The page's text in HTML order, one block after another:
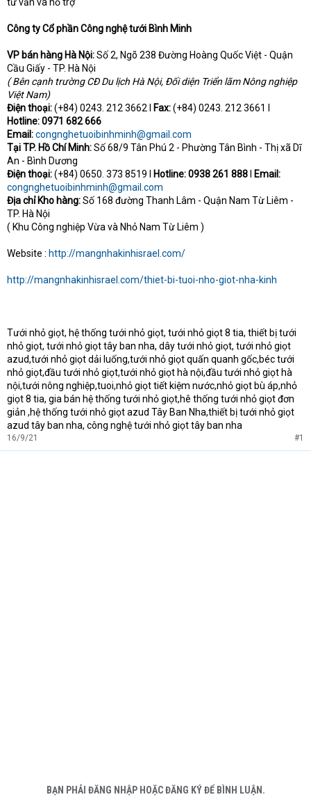
tư vấn và hỗ trợ
Công ty Cổ phần Công nghệ tưới Bình Minh
VP bán hàng Hà Nội:Số 2, Ngõ 238 Đường Hoàng Quốc Việt - Quận
Cầu Giấy - TP. Hà Nội
( Bên cạnh trường CĐ Du lịch Hà Nội, Đối diện Triển lãm Nông nghiệp
Việt Nam)
Điện thoại:(+84) 0243. 212 3662 I Fax:(+84) 0243. 212 3661 I
Hotline:0971 682 666
Email:congnghetuoibinhminh@gmail.com
Tại TP. Hồ Chí Minh:Số 68/9 Tân Phú 2 - Phường Tân Bình - Thị xã Dĩ
An - Bình Dương
Điện thoại:(+84) 0650. 373 8519 I Hotline: 0938 261 888
Email:
congnghetuoibinhminh@gmail.com
Địa chỉ Kho hàng:Số 168 đường Thanh Lâm - Quận Nam Từ Liêm -
TP. Hà Nội
( Khu Công nghiệp Vừa và Nhỏ Nam Từ Liêm )
Website : http://mangnhakinhisrael.com/
http://mangnhakinhisrael.com/thiet-bi-tuoi-nho-giot-nha-kinh
Tưới nhỏ giọt, hệ thống tưới nhỏ giọt, tưới nhỏ giọt 8 tia, thiết bị tưới
nhỏ giọt, tưới nhỏ giọt tây ban nha, dây tưới nhỏ giọt, tưới nhỏ giọt
azud,tưới nhỏ giọt dải luống,tưới nhỏ giọt quấn quanh gốc,béc tưới
nhỏ giọt,đầu tưới nhỏ giọt,tưới nhỏ giọt hà nội,đầu tưới nhỏ giọt hà
nội,tưới nông nghiệp,tuoi,nhỏ giọt tiết kiệm nước,nhỏ giọt bù áp,nhỏ
giọt 8 tia, gia bán hệ thống tưới nhỏ giọt,hê thống tưới nhỏ giọt đơn
giản ,hệ thống tưới nhỏ giọt azud Tây Ban Nha,thiết bị tưới nhỏ giọt
azud tây ban nha, công nghệ tưới nhỏ giọt tây ban nha
16/9/21 #1
BẠN PHẢI ĐĂNG NHẬP HOẶC ĐĂNG KÝ ĐỂ BÌNH LUẬN.